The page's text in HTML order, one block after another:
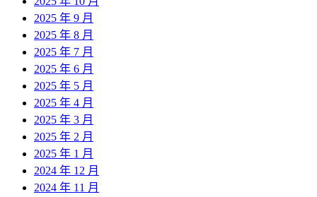
2025 年 9 月
2025 年 8 月
2025 年 7 月
2025 年 6 月
2025 年 5 月
2025 年 4 月
2025 年 3 月
2025 年 2 月
2025 年 1 月
2024 年 12 月
2024 年 11 月